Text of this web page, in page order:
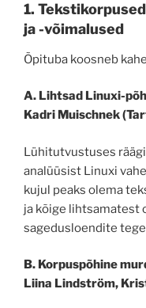
1.
ja -võimalused
Õpituba koosneb
A. Lihtsad Linuxi-
Kadri Muischnek
Lühitutvustuses
analüüsist Linuxi
kujul peaks olema
ja kõige lihtsamatest
sagedusloendite
B. Korpuspõhine
Liina Lindström,